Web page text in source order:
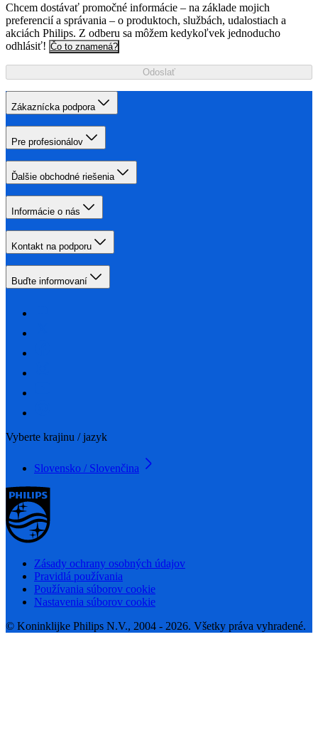
Chcem dostávať promočné informácie – na základe mojich
preferencií a správania – o produktoch, službách, udalostiach a
akciách Philips. Z odberu sa môžem kedykoľvek jednoducho
odhlásiť! Čo to znamená?
Odoslať
Zákaznícka podpora
Pre profesionálov
Ďalšie obchodné riešenia
Informácie o nás
Kontakt na podporu
Buďte informovaní
Vyberte krajinu / jazyk
Slovensko / Slovenčina
Zásady ochrany osobných údajov
Pravidlá používania
Používania súborov cookie
Nastavenia súborov cookie
© Koninklijke Philips N.V., 2004 - 2026. Všetky práva vyhradené.